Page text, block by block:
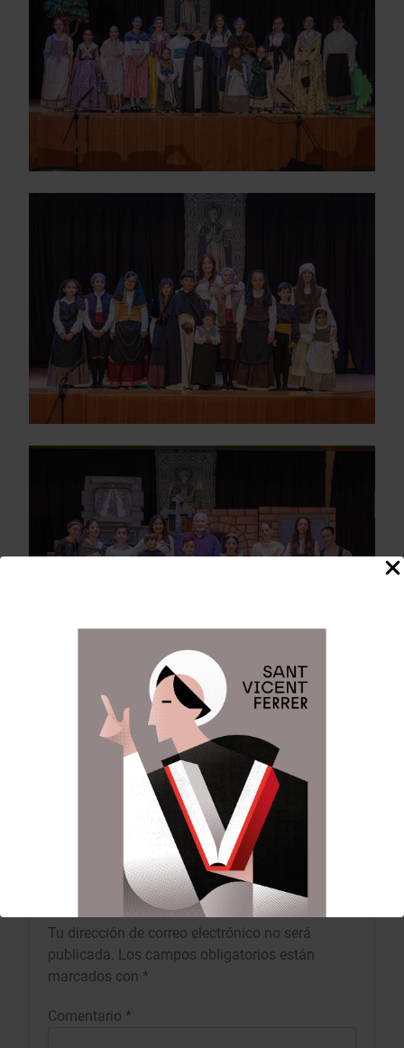
Navegación
Anterior:
Concurs de Milacres
Siguiente:
Libro Oficial de 2022
DEJA UNA RESPUESTA
Tu dirección de correo electrónico no será
publicada. Los campos obligatorios están
marcados con *
Comentario *